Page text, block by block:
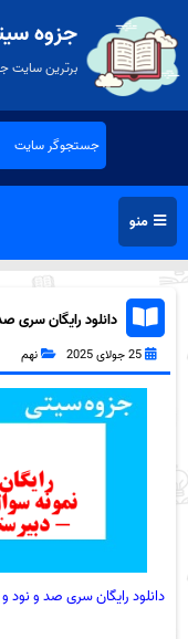
جزوه
برترین سایت
منو
دانلود رایگان سری
25 جولای 2025 نهم